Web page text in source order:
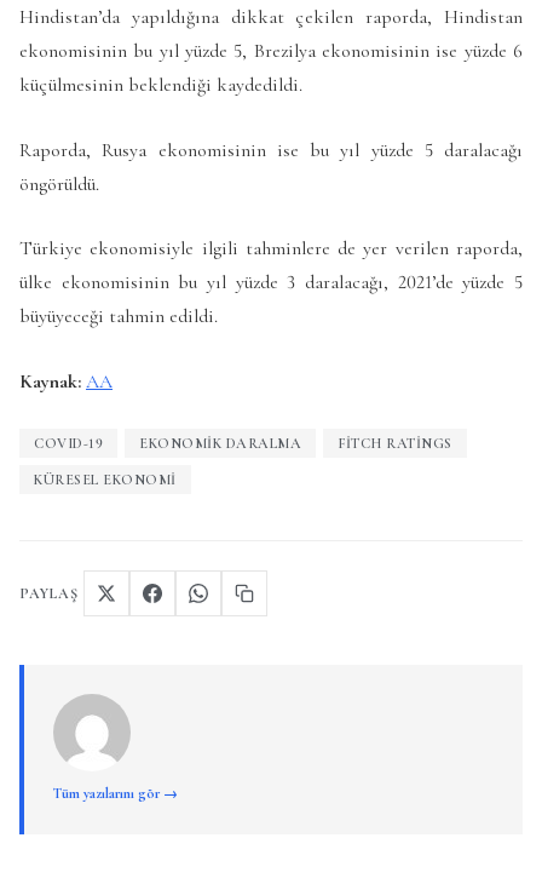
Hindistan’da yapıldığına dikkat çekilen raporda, Hindistan
ekonomisinin bu yıl yüzde 5, Brezilya ekonomisinin ise yüzde 6
küçülmesinin beklendiği kaydedildi.
Raporda, Rusya ekonomisinin ise bu yıl yüzde 5 daralacağı
öngörüldü.
Türkiye ekonomisiyle ilgili tahminlere de yer verilen raporda,
ülke ekonomisinin bu yıl yüzde 3 daralacağı, 2021’de yüzde 5
büyüyeceği tahmin edildi.
Kaynak: AA
COVID-19 EKONOMIK DARALMA FITCH RATINGS
KÜRESEL EKONOMI
PAYLAŞ
Tüm yazılarını gör →